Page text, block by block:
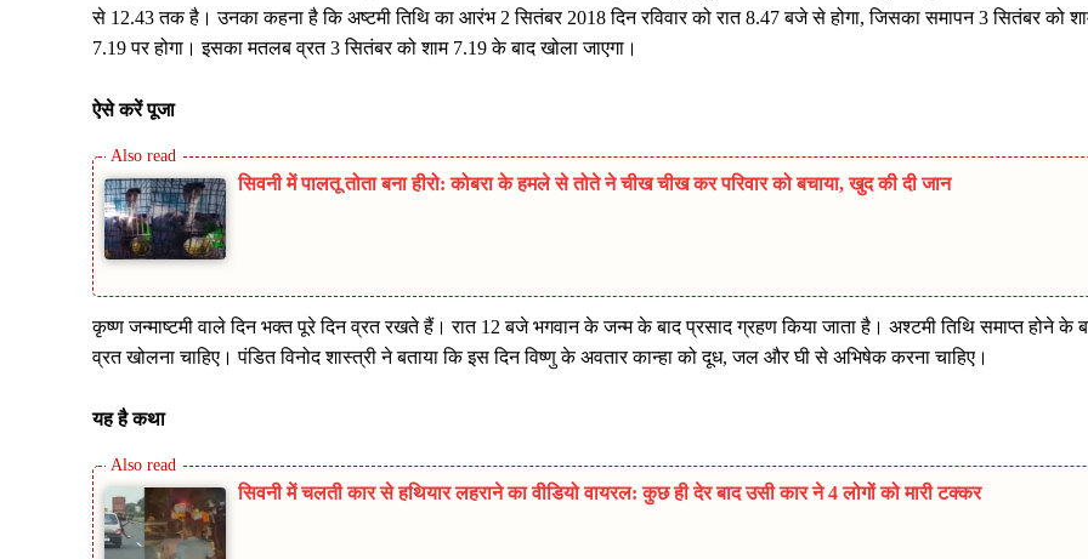
से 12.43 तक है। उनका कहना है क‍ि अष्‍टमी तिथि का आरंभ 2 सितंबर 2018 दिन रविवार को रात 8.47 बजे से होगा, जिसका समापन 3 सितंबर को
7.19 पर होगा। इसका मतलब व्रत 3 सितंबर को शाम 7.19 के बाद खोला जाएगा।
ऐसे करें पूजा
सिवनी में पालतू तोता बना हीरो: कोबरा के हमले से तोते ने चीख चीख कर परिवार को बचाया, खुद की दी जान
कृष्‍ण जन्‍माष्‍टमी वाले दिन भक्‍त पूरे दिन व्रत रखते हैं। रात 12 बजे भगवान के जन्‍म के बाद प्रसाद ग्रहण किया जाता है। अश्‍टमी तिथि समाप्‍त होने के
व्रत खोलना चाहिए। पंडित विनोद शास्‍त्री ने बताया कि इस दिन विष्‍णु के अवतार कान्‍हा को दूध, जल और घी से अभिषेक करना चाहिए।
यह है कथा
सिवनी में चलती कार से हथियार लहराने का वीडियो वायरल: कुछ ही देर बाद उसी कार ने 4 लोगों को मारी टक्कर